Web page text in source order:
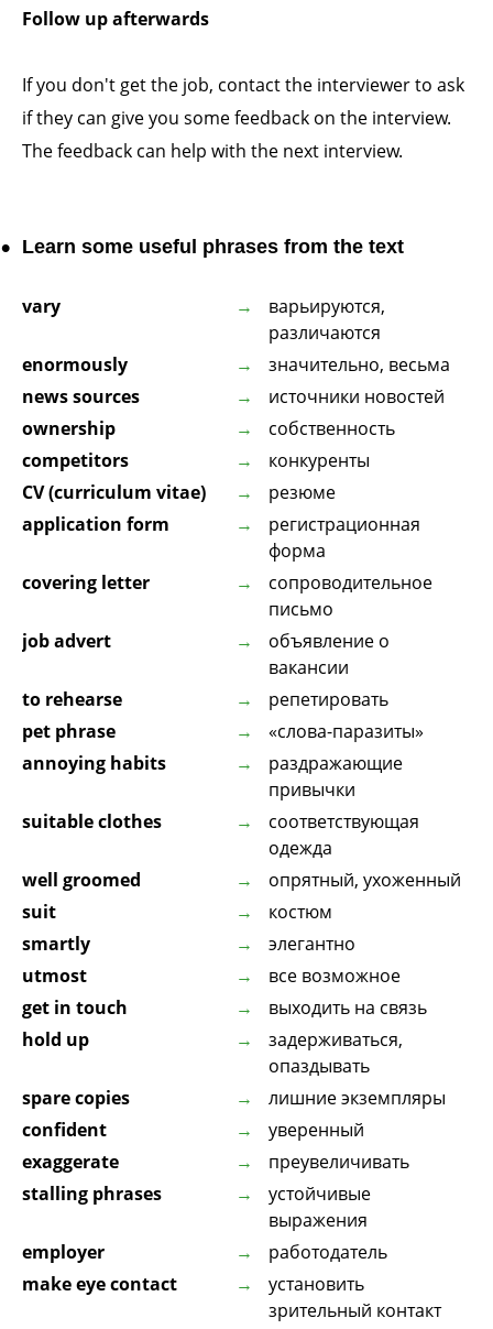
Follow up afterwards
If you don't get the job, contact the interviewer to ask
if they can give you some feedback on the interview.
The feedback can help with the next interview.
Learn some useful phrases from the text
vary
варьируются,
различаются
enormously
значительно, весьма
news sources
источники новостей
ownership
собственность
competitors
конкуренты
CV (curriculum vitae)
резюме
application form
регистрационная
форма
covering letter
сопроводительное
письмо
job advert
объявление о
вакансии
to rehearse
репетировать
pet phrase
«слова-паразиты»
annoying habits
раздражающие
привычки
suitable clothes
соответствующая
одежда
well groomed
опрятный, ухоженный
suit
костюм
smartly
элегантно
utmost
все возможное
get in touch
выходить на связь
hold up
задерживаться,
опаздывать
spare copies
лишние экземпляры
confident
уверенный
exaggerate
преувеличивать
stalling phrases
устойчивые
выражения
employer
работодатель
make eye contact
установить
зрительный контакт